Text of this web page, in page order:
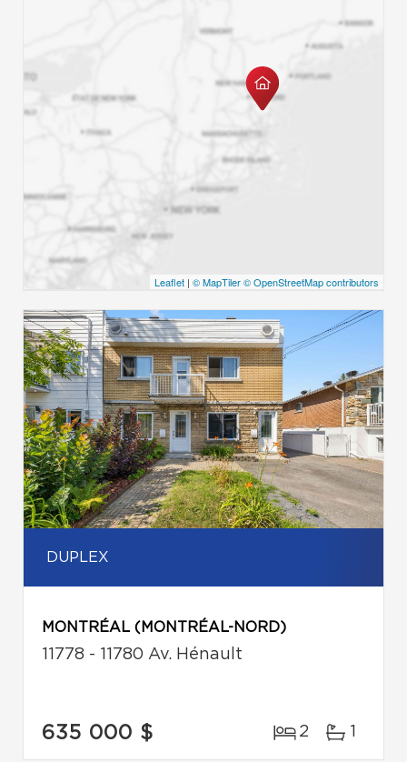
Leaflet | © MapTiler© OpenStreetMap contributors
DUPLEX
MONTRÉAL (MONTRÉAL-NORD)
11778 - 11780 Av. Hénault
635 000 $ 2 1